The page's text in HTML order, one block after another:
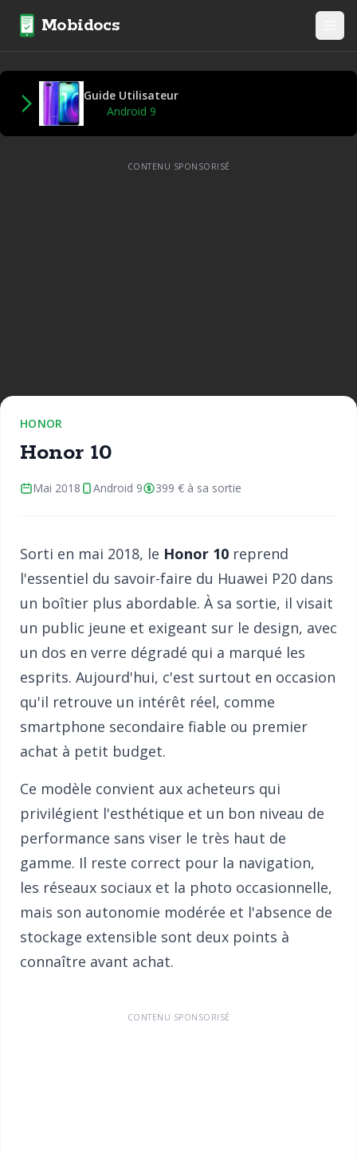
Mobidocs
Guide Utilisateur
Android 9
CONTENU SPONSORISÉ
HONOR
Honor 10
Mai 2018 Android 9 399 € à sa sortie
Sorti en mai 2018, le Honor 10 reprend
l'essentiel du savoir-faire du Huawei P20 dans
un boîtier plus abordable. À sa sortie, il visait
un public jeune et exigeant sur le design, avec
un dos en verre dégradé qui a marqué les
esprits. Aujourd'hui, c'est surtout en occasion
qu'il retrouve un intérêt réel, comme
smartphone secondaire fiable ou premier
achat à petit budget.
Ce modèle convient aux acheteurs qui
privilégient l'esthétique et un bon niveau de
performance sans viser le très haut de
gamme. Il reste correct pour la navigation,
les réseaux sociaux et la photo occasionnelle,
mais son autonomie modérée et l'absence de
stockage extensible sont deux points à
connaître avant achat.
CONTENU SPONSORISÉ